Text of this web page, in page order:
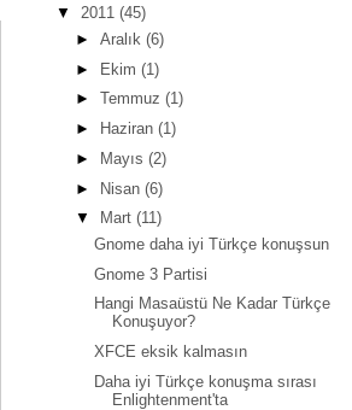
▼ 2011 (45)
► Aralık (6)
► Ekim (1)
► Temmuz (1)
►
Haziran (1)
►
Mayıs (2)
► Nisan (6)
▼
Mart (11)
Gnome daha iyi Türkçe konuşsun
Gnome 3 Partisi
Hangi Masaüstü Ne Kadar Türkçe
Konuşuyor?
XFCE eksik kalmasın
Daha iyi Türkçe konuşma sırası
Enlightenment'ta